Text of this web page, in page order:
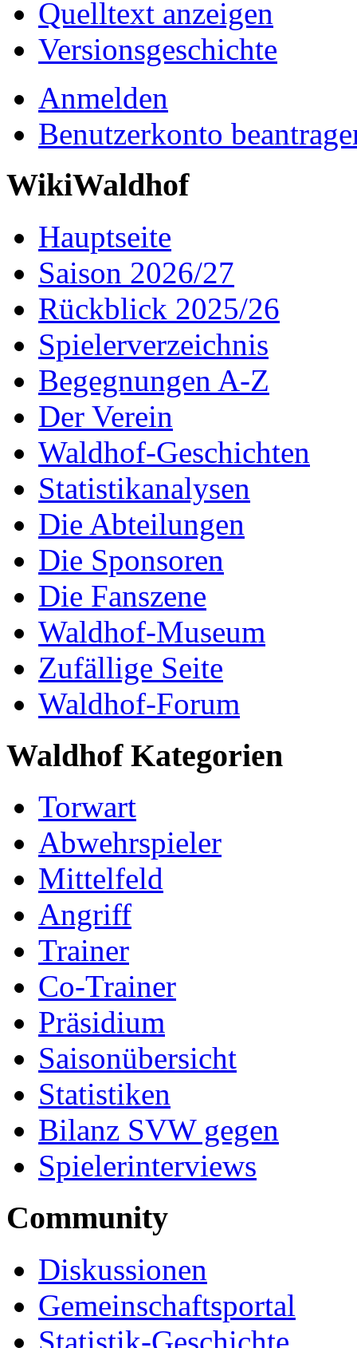
Quelltext anzeigen
Versionsgeschichte
Anmelden
Benutzerkonto
WikiWaldhof
Hauptseite
Saison 2026/27
Rückblick 2025/26
Spielerverzeichnis
Begegnungen A-Z
Der Verein
Waldhof-Geschichten
Statistikanalysen
Die Abteilungen
Die Sponsoren
Die Fanszene
Waldhof-Museum
Zufällige Seite
Waldhof-Forum
Waldhof Kategorien
Torwart
Abwehrspieler
Mittelfeld
Angriff
Trainer
Co-Trainer
Präsidium
Saisonübersicht
Statistiken
Bilanz SVW gegen
Spielerinterviews
Community
Diskussionen
Gemeinschaftsportal
Statistik-Geschichte